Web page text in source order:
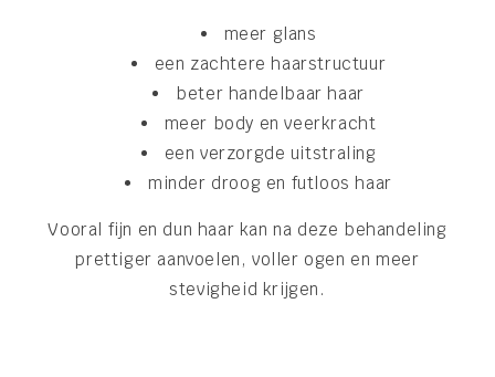
meer glans
een zachtere haarstructuur
beter handelbaar haar
meer body en veerkracht
een verzorgde uitstraling
minder droog en futloos haar
Vooral fijn en dun haar kan na deze behandeling
prettiger aanvoelen, voller ogen en meer
stevigheid krijgen.